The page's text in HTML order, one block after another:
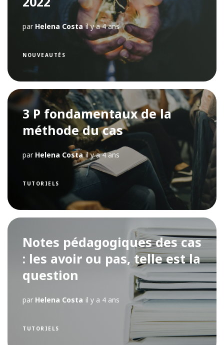
par Helena Costa il y a 4 ans
NOUVEAUTÉS
3 P fondamentaux de la
méthode du cas
par Helena Costa il y a 4 ans
TUTORIELS
Notes pédagogiques des cas
: les avoir ou pas, telle est la
question
par Helena Costa il y a 4 ans
TUTORIELS